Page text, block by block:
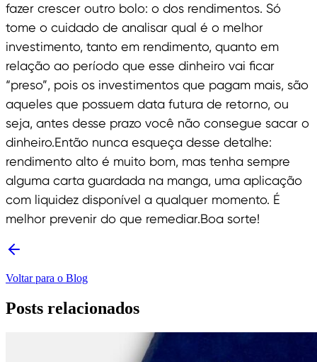
fazer crescer outro bolo: o dos rendimentos. Só
tome o cuidado de analisar qual é o melhor
investimento, tanto em rendimento, quanto em
relação ao período que esse dinheiro vai ficar
“preso”, pois os investimentos que pagam mais, são
aqueles que possuem data futura de retorno, ou
seja, antes desse prazo você não consegue sacar o
dinheiro.Então nunca esqueça desse detalhe:
rendimento alto é muito bom, mas tenha sempre
alguma carta guardada na manga, uma aplicação
com liquidez disponível a qualquer momento. É
melhor prevenir do que remediar.Boa sorte!
Voltar para o Blog
Posts relacionados